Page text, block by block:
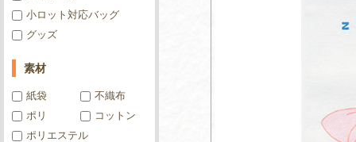
小ロット対応バッグ
グッズ
素材
紙袋
不織布
ポリ
コットン
ポリエステル